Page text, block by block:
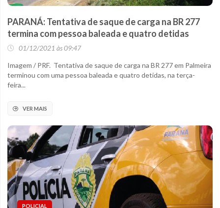
PARANÁ: Tentativa de saque de carga na BR 277
termina com pessoa baleada e quatro detidas
01/12/2021 às 09:47
Imagem / PRF. Tentativa de saque de carga na BR 277 em Palmeira
terminou com uma pessoa baleada e quatro detidas, na terça-
feira...
VER MAIS
POLICIAL